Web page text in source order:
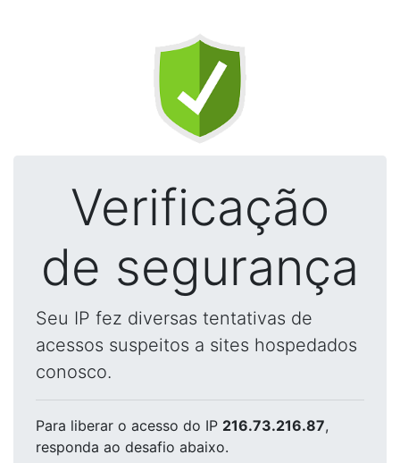
Verificação
de segurança
Seu IP fez diversas tentativas de
acessos suspeitos a sites hospedados
conosco.
Para liberar o acesso do IP 216.73.216.87,
responda ao desafio abaixo.